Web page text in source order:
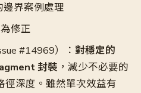
界案例處理
修正
#14969）： 對穩定的
封裝 ，減少不必要的
徑深度。雖然單次效益有